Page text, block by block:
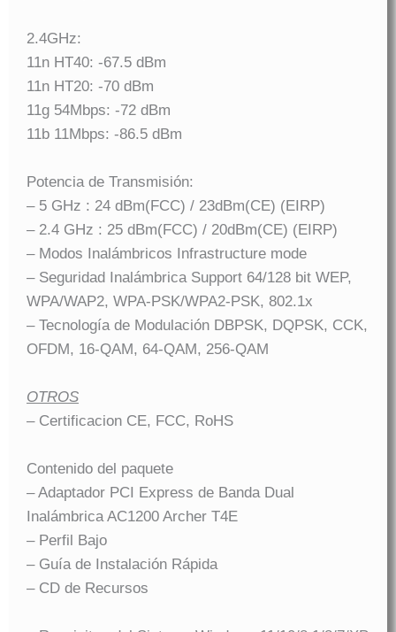
2.4GHz:
11n HT40: -67.5 dBm
11n HT20: -70 dBm
11g 54Mbps: -72 dBm
11b 11Mbps: -86.5 dBm
Potencia de Transmisión:
– 5 GHz : 24 dBm(FCC) / 23dBm(CE) (EIRP)
– 2.4 GHz : 25 dBm(FCC) / 20dBm(CE) (EIRP)
– Modos Inalámbricos Infrastructure mode
– Seguridad Inalámbrica Support 64/128 bit WEP,
WPA/WAP2, WPA-PSK/WPA2-PSK, 802.1x
– Tecnología de Modulación DBPSK, DQPSK, CCK,
OFDM, 16-QAM, 64-QAM, 256-QAM
OTROS
– Certificacion CE, FCC, RoHS
Contenido del paquete
– Adaptador PCI Express de Banda Dual
Inalámbrica AC1200 Archer T4E
– Perfil Bajo
– Guía de Instalación Rápida
– CD de Recursos